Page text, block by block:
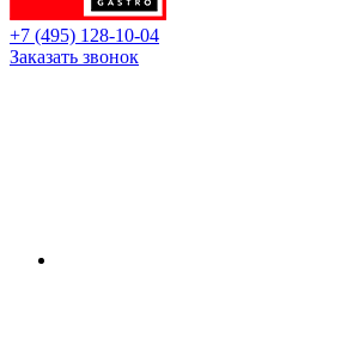
+7 (495) 128-10-04
Заказать звонок